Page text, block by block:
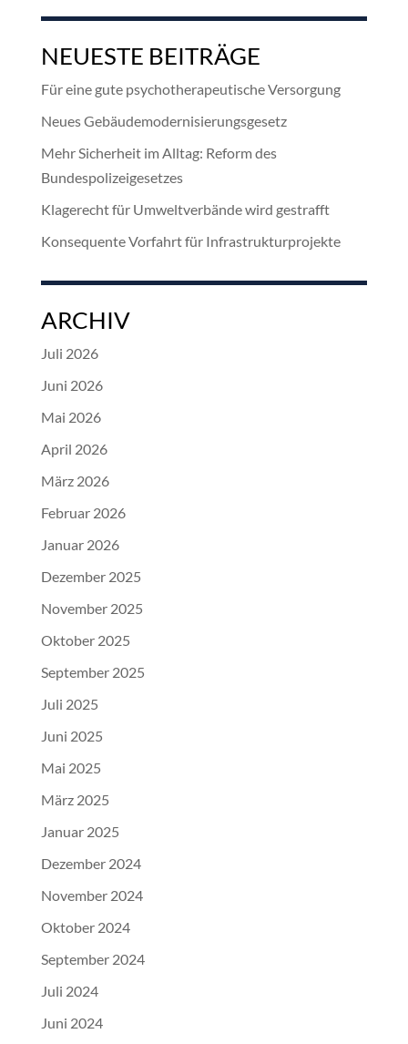
NEUESTE BEITRÄGE
Für eine gute psychotherapeutische Versorgung
Neues Gebäudemodernisierungsgesetz
Mehr Sicherheit im Alltag: Reform des
Bundespolizeigesetzes
Klagerecht für Umweltverbände wird gestrafft
Konsequente Vorfahrt für Infrastrukturprojekte
ARCHIV
Juli 2026
Juni 2026
Mai 2026
April 2026
März 2026
Februar 2026
Januar 2026
Dezember 2025
November 2025
Oktober 2025
September 2025
Juli 2025
Juni 2025
Mai 2025
März 2025
Januar 2025
Dezember 2024
November 2024
Oktober 2024
September 2024
Juli 2024
Juni 2024